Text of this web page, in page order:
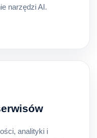
narzędzi AI.
analityki i